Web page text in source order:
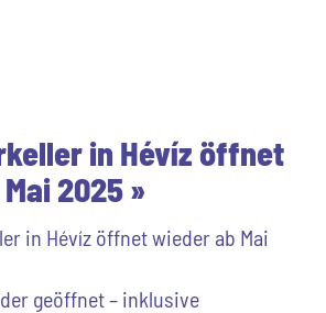
in Hévíz öffnet
2025 »
geöffnet – inklusive